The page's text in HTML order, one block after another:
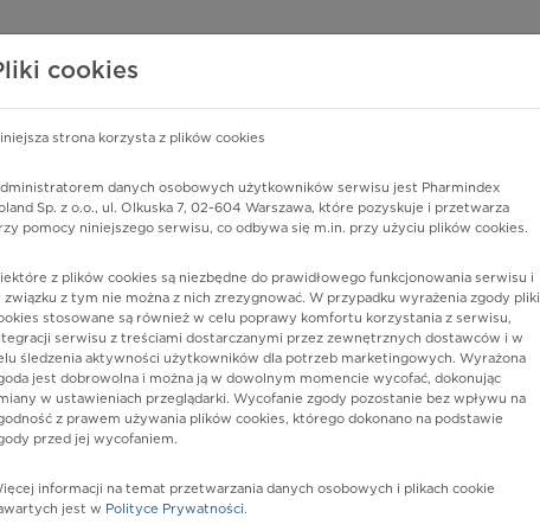
o lekach
PHARMINDEX
Pharmindex
lider wiedzy o lekach
lub substancję czynną
kids
Postać:spray do stos. w j. ustnej
cookies
strona korzysta z plików cookies
danych osobowych użytkowników serwisu jest Pharmindex
Sp. z o.o., ul. Olkuska 7, 02-604 Warszawa, które pozyskuje i przetwarza
pomocy niniejszego serwisu, co odbywa się m.in. przy użyciu plików cookies.
z plików cookies są niezbędne do prawidłowego funkcjonowania serwisu i
związku z tym nie można z nich zrezygnować. W przypadku wyrażenia zgody pliki
stosowane są również w celu poprawy komfortu korzystania z serwisu,
serwisu z treściami dostarczanymi przez zewnętrznych dostawców i w
śledzenia aktywności użytkowników dla potrzeb marketingowych. Wyrażona
jest dobrowolna i można ją w dowolnym momencie wycofać, dokonując
w ustawieniach przeglądarki. Wycofanie zgody pozostanie bez wpływu na
z prawem używania plików cookies, którego dokonano na podstawie
przed jej wycofaniem.
informacji na temat przetwarzania danych osobowych i plikach cookie
jest w Polityce Prywatności.